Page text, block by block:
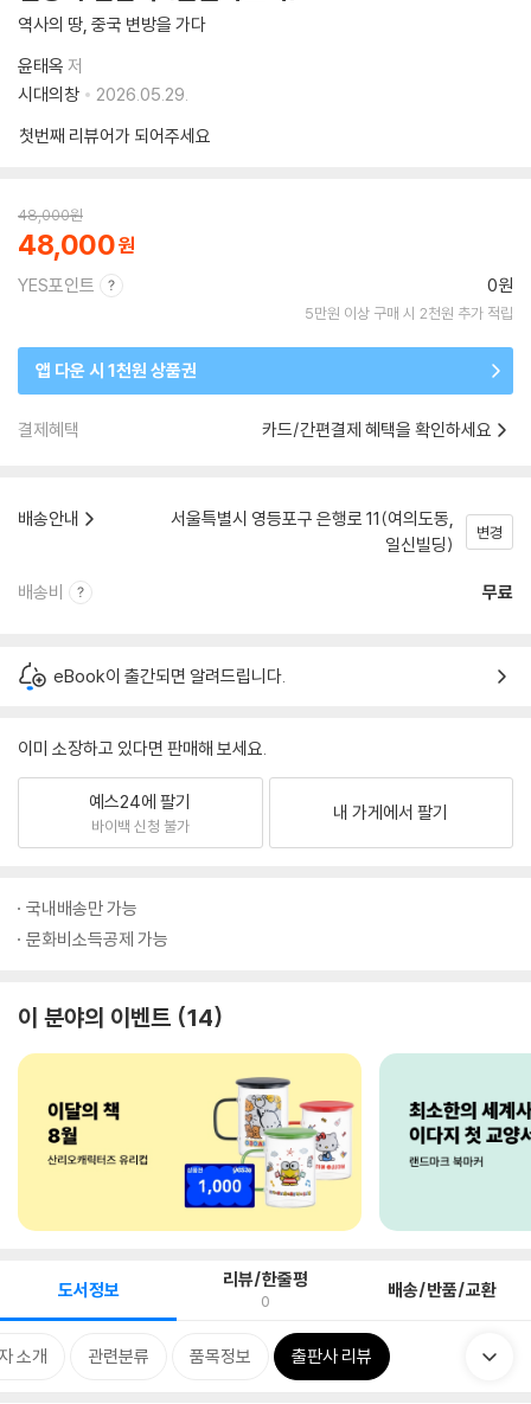
역사의 땅, 중국 변방을 가다
윤태옥 저
시대의창
2026.05.29.
첫번째 리뷰어가 되어주세요
48,000원
48,000
YES포인트 0원
5만원 이상 구매 시 2천원 추가 적립
앱 다운 시 1천원 상품권
결제혜택 카드/간편결제 혜택을 확인하세요
배송안내
서울특별시 영등포구 은행로 11(여의도동,
일신빌딩)
변경
배송비 무료
eBook이 출간되면 알려드립니다.
이미 소장하고 있다면 판매해 보세요.
예스24에 팔기
바이백 신청 불가
내 가게에서 팔기
국내배송만 가능
문화비소득공제 가능
이 분야의 이벤트 14
도서정보 리뷰/한줄평
0 배송/반품/교환
소개 관련분류 품목정보 출판사 리뷰